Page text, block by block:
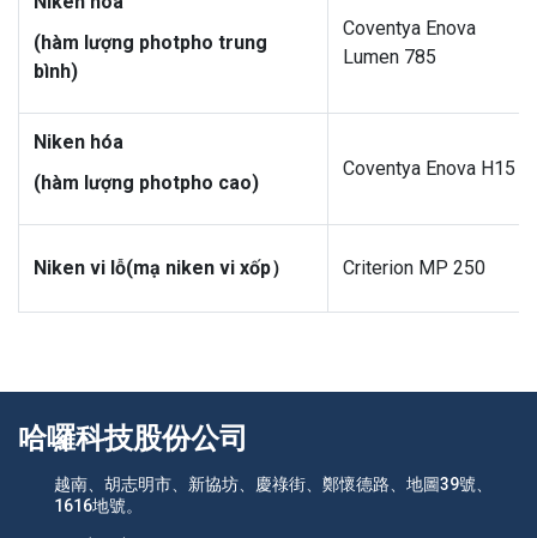
(hàm lượng photpho trung
bình)
Coventya Enova
Lumen 785
Niken hóa
(hàm lượng photpho cao)
Coventya Enova H15
Niken vi lỗ(mạ niken vi xốp） Criterion MP 250
哈囉科技股份公司
越南、胡志明市、新協坊、慶祿街、鄭懷德路、地圖39號、
1616地號。